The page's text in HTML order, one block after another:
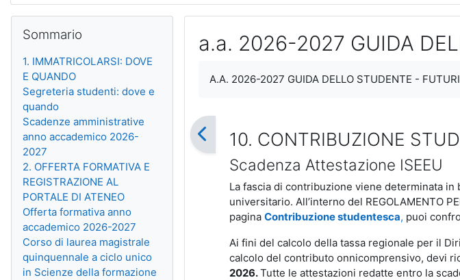
a.a. 2026-2027 GUIDA
A.A. 2026-2027 GUIDA DELLO STUDENTE -
10. CONTRIBUZIONE
Scadenza Attestazione ISEEU
La fascia di contribuzione viene determinata
universitario. All’interno del REGOLAMENTO
pagina Contribuzione studentesca, puoi
Ai fini del calcolo della tassa regionale per il
calcolo del contributo onnicomprensivo, devi
2026.Tutte le attestazioni redatte entro la
Blocchi
Sommario
1. IMMATRICOLARSI: DOVE
E QUANDO
Segreteria studenti: dove e
quando
Scadenze amministrative
anno accademico 2026-
2027
2. OFFERTA FORMATIVA E
REGISTRAZIONE AL
PORTALE DI ATENEO
Offerta formativa anno
accademico 2026-2027
Corso di laurea magistrale
quinquennale a ciclo unico
in Scienze della formazione